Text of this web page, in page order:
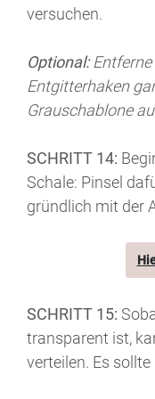
versuchen.
Optional:Entferne
Entgitterhaken
Grauschablone
SCHRITT 14:
Schale: Pinsel
gründlich mit der
SCHRITT 15:
transparent ist,
verteilen. Es